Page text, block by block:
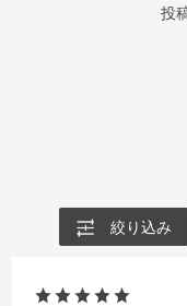
投
絞り込み